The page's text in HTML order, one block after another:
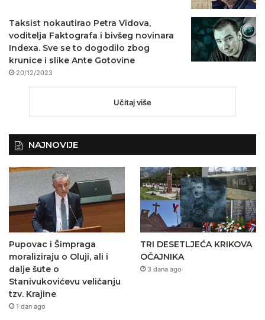
Taksist nokautirao Petra Vidova,
voditelja Faktografa i bivšeg novinara
Indexa. Sve se to dogodilo zbog
krunice i slike Ante Gotovine
20/12/2023
Učitaj više
NAJNOVIJE
Pupovac i Šimpraga
moraliziraju o Oluji, ali i
dalje šute o
Stanivukovićevu veličanju
tzv. Krajine
1 dan ago
TRI DESETLJEĆA KRIKOVA
OČAJNIKA
3 dana ago